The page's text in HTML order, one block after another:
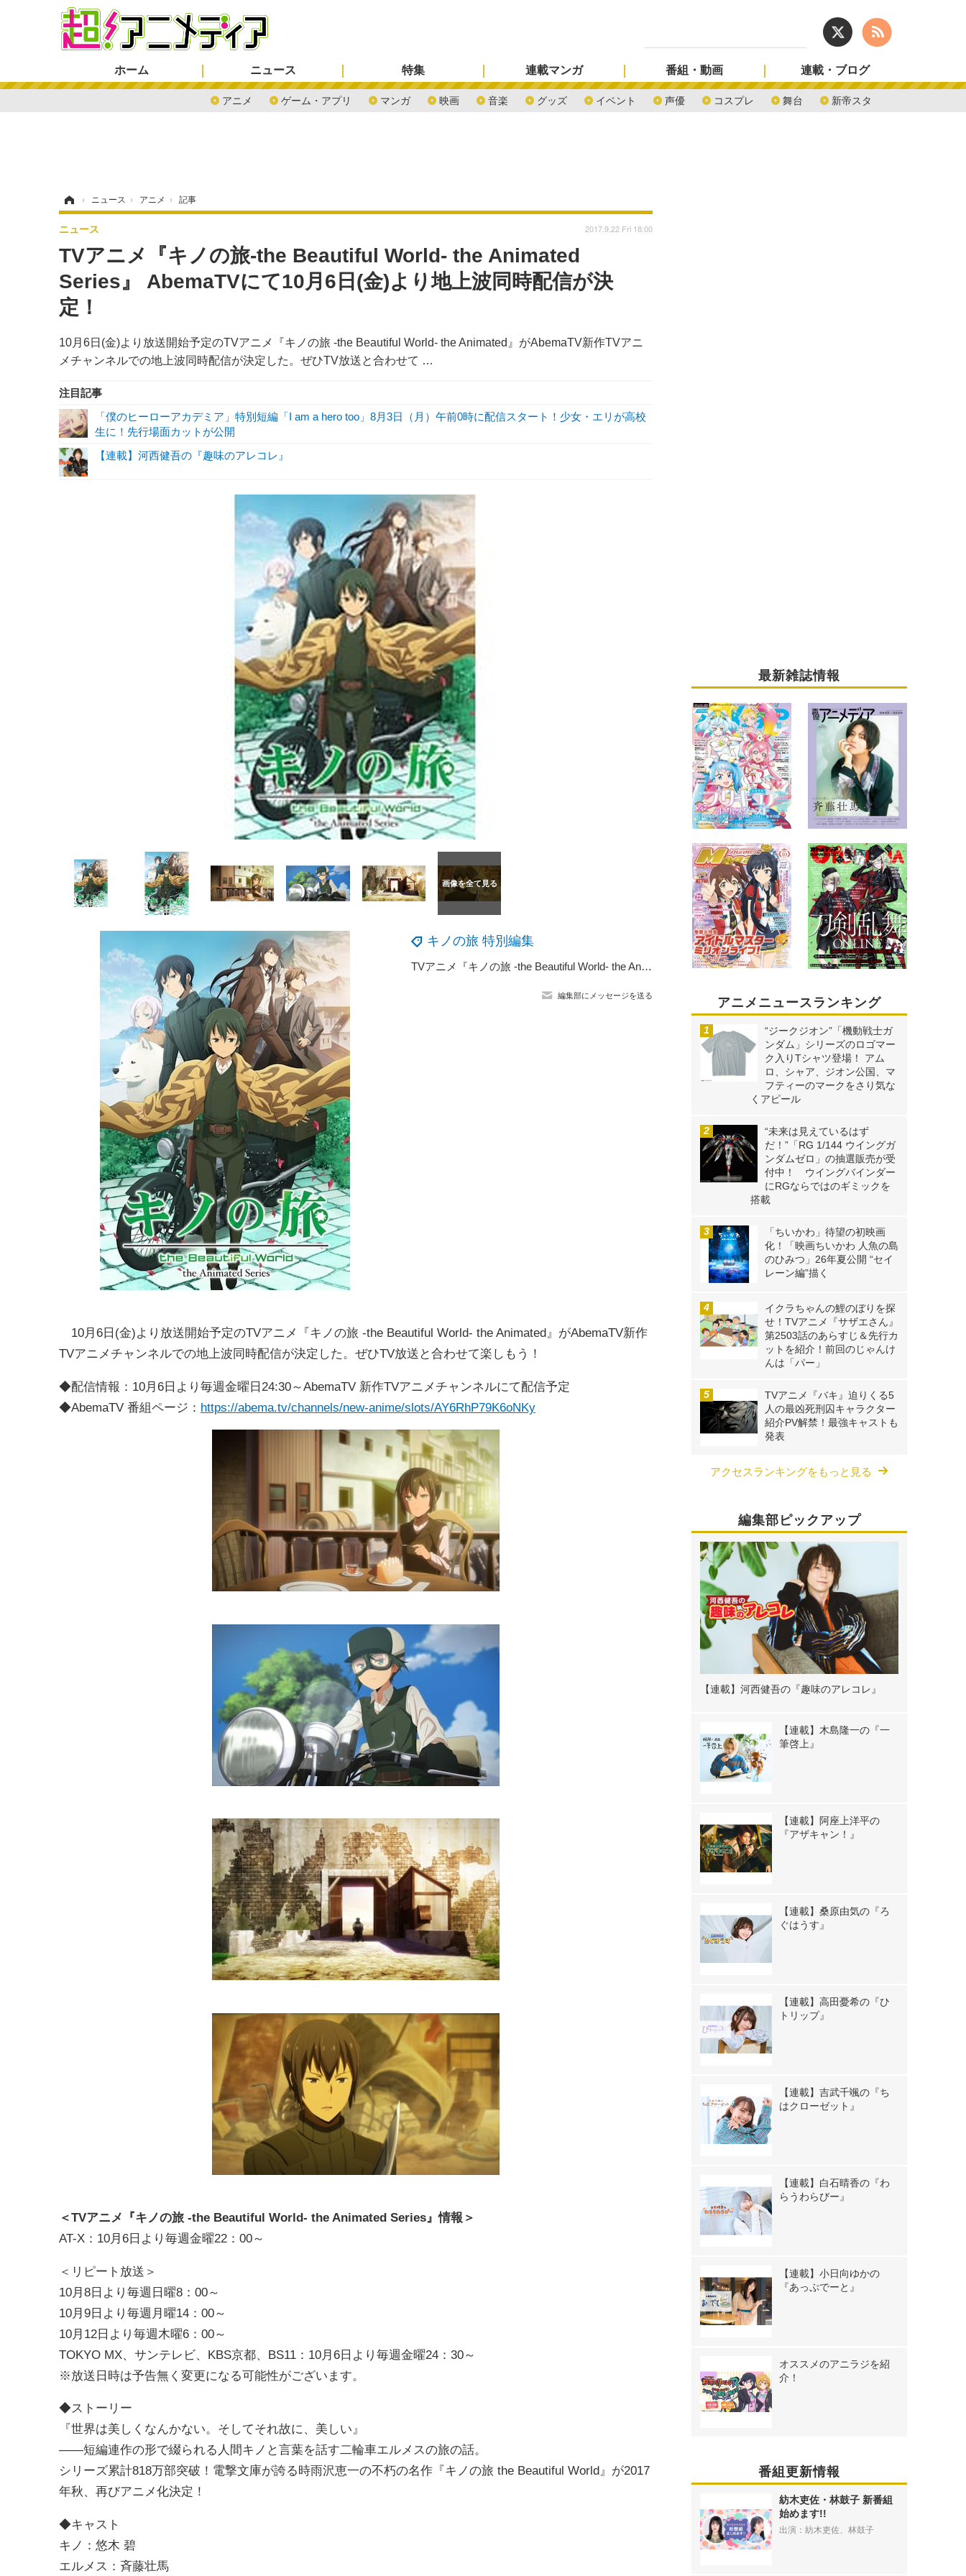
ホーム ニュース
アニメ ゲーム・アプリ マンガ 映画 音楽 グッズ イベント 声優 コスプレ 舞台 新帝スタ
特集 連載マンガ 番組・動画 連載・ブログ
› ニュース › アニメ › 記事
TVアニメ『キノの旅-the Beautiful World- the Animated
Series』 AbemaTVにて10月6日(金)より地上波同時配信が決
定！
10月6日(金)より放送開始予定のTVアニメ『キノの旅 -the Beautiful World- the Animated』がAbemaTV新作TVアニ
メチャンネルでの地上波同時配信が決定した。ぜひTV放送と合わせて …
ニュース 2017.9.22 Fri 18:00
注目記事
「僕のヒーローアカデミア」特別短編「I am a hero too」8月3日（月）午前0時に配信スタート！少女・エリが高校
生に！先行場面カットが公開
【連載】河西健吾の『趣味のアレコレ』
キノの旅 特別編集
TVアニメ『キノの旅 -the Beautiful World- the Animated Series』 第12話『優しい国』あらすじ＆先行カットを公開！
編集部にメッセージを送る
10月6日(金)より放送開始予定のTVアニメ『キノの旅 -the Beautiful World- the Animated』がAbemaTV新作
TVアニメチャンネルでの地上波同時配信が決定した。ぜひTV放送と合わせて楽しもう！
◆配信情報：10月6日より毎週金曜日24:30～AbemaTV 新作TVアニメチャンネルにて配信予定
◆AbemaTV 番組ページ： https://abema.tv/channels/new-anime/slots/AY6RhP79K6oNKy
＜TVアニメ『キノの旅 -the Beautiful World- the Animated Series』情報＞
AT-X：10月6日より毎週金曜22：00～
＜リピート放送＞
10月8日より毎週日曜8：00～
10月9日より毎週月曜14：00～
10月12日より毎週木曜6：00～
TOKYO MX、サンテレビ、KBS京都、BS11：10月6日より毎週金曜24：30～
※放送日時は予告無く変更になる可能性がございます。
◆ストーリー
『世界は美しくなんかない。そしてそれ故に、美しい』
――短編連作の形で綴られる人間キノと言葉を話す二輪車エルメスの旅の話。
シリーズ累計818万部突破！電撃文庫が誇る時雨沢恵一の不朽の名作『キノの旅 the Beautiful World』が2017
年秋、再びアニメ化決定！
◆キャスト
キノ：悠木 碧
エルメス：斉藤壮馬
最新雑誌情報
アニメニュースランキング
“ジークジオン”「機動戦士ガ
ンダム」シリーズのロゴマー
ク入りTシャツ登場！ アム
ロ、シャア、ジオン公国、マ
フティーのマークをさり気な
くアピール
“未来は見えているはず
だ！”「RG 1/144 ウイングガ
ンダムゼロ」の抽選販売が受
付中！ ウイングバインダー
にRGならではのギミックを
搭載
「ちいかわ」待望の初映画
化！「映画ちいかわ 人魚の島
のひみつ」26年夏公開 “セイ
レーン編”描く
イクラちゃんの鯉のぼりを探
せ！TVアニメ『サザエさん』
第2503話のあらすじ＆先行カ
ットを紹介！前回のじゃんけ
んは「パー」
TVアニメ『バキ』迫りくる5
人の最凶死刑囚キャラクター
紹介PV解禁！最強キャストも
発表
アクセスランキングをもっと見る
編集部ピックアップ
【連載】河西健吾の『趣味のアレコレ』
【連載】木島隆一の『一
筆啓上』
【連載】阿座上洋平の
『アザキャン！』
【連載】桑原由気の『ろ
ぐはうす』
【連載】高田憂希の『ひ
トリップ』
【連載】吉武千颯の『ち
はクローゼット』
【連載】白石晴香の『わ
らうわらびー』
【連載】小日向ゆかの
『あっぷでーと』
オススメのアニラジを紹
介！
番組更新情報
紡木吏佐・林鼓子 新番組
始めます!!
出演：紡木吏佐、林鼓子